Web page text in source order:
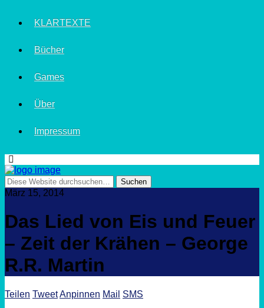
KLARTEXTE
Bücher
Games
Über
Impressum
März 15, 2014
Das Lied von Eis und Feuer
– Zeit der Krähen – George
R.R. Martin
Teilen TweetAnpinnen Mail SMS